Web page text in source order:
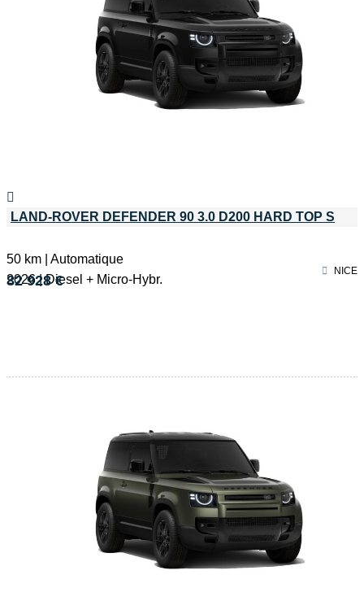
LAND-ROVER DEFENDER 90 3.0 D200 HARD TOP S
50 km | Automatique
2026 | Diesel + Micro-Hybr.
82 928 €
NICE